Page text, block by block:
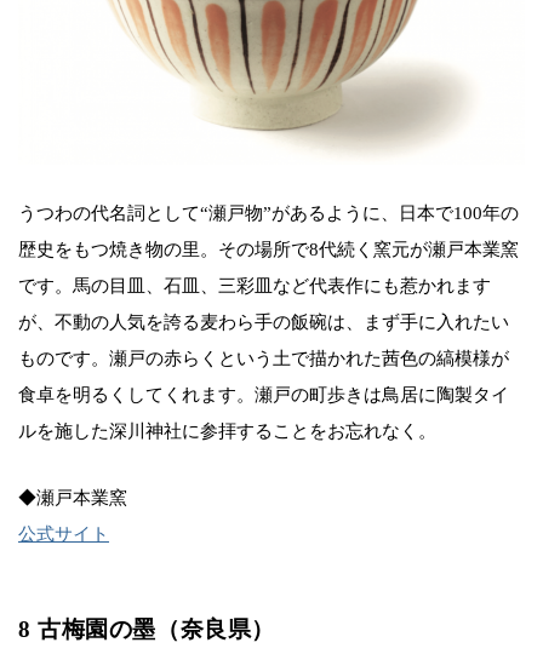
うつわの代名詞として“瀬戸物”があるように、日本で100年の
歴史をもつ焼き物の里。その場所で8代続く窯元が瀬戸本業窯
です。馬の目皿、石皿、三彩皿など代表作にも惹かれます
が、不動の人気を誇る麦わら手の飯碗は、まず手に入れたい
ものです。瀬戸の赤らくという土で描かれた茜色の縞模様が
食卓を明るくしてくれます。瀬戸の町歩きは鳥居に陶製タイ
ルを施した深川神社に参拝することをお忘れなく。
◆瀬戸本業窯
公式サイト
8 古梅園の墨（奈良県）